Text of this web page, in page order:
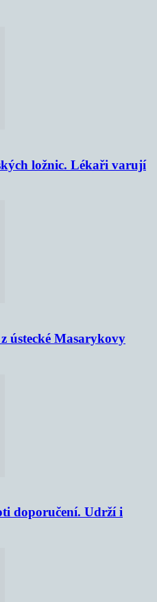
ložnic. Lékaři varují
ústecké Masarykovy
doporučení. Udrží i